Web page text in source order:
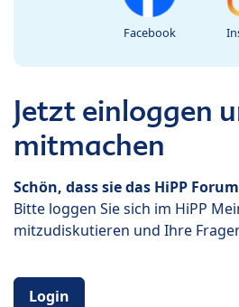
Facebook
Jetzt einloggen
mitmachen
Schön, dass sie das HiPP
Bitte loggen Sie sich im HiPP
mitzudiskutieren und Ihre
Login